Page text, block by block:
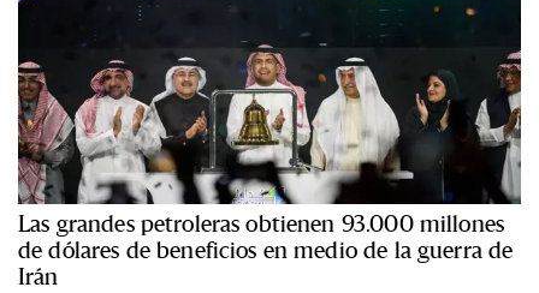
Las grandes petroleras obtienen 93.000 millones
de dólares de beneficios en medio de la guerra de
Irán